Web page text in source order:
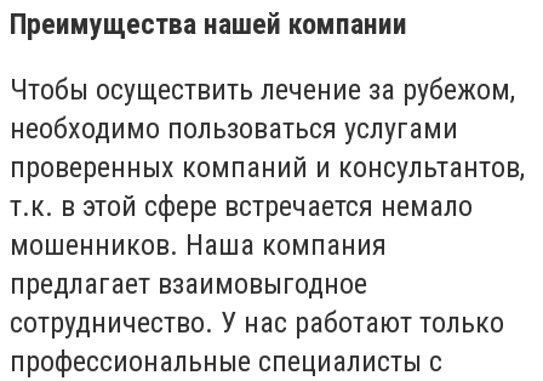
Преимущества нашей компании
Чтобы осуществить лечение за рубежом,
необходимо пользоваться услугами
проверенных компаний и консультантов,
т.к. в этой сфере встречается немало
мошенников. Наша компания
предлагает взаимовыгодное
сотрудничество. У нас работают только
профессиональные специалисты с